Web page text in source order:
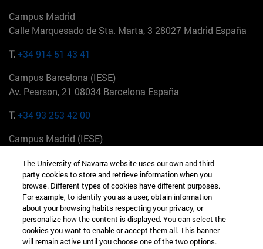
Campus Madrid
Calle Marquesado de Sta. Marta, 3 28027 Madrid España
T.+34 914 51 43 41
Campus Barcelona (IESE)
Av. Pearson, 21 08034 Barcelona España
T.+34 93 253 42 00
Campus Madrid (IESE)
+34 912 11 30 00
Campus Nueva York (IESE)
165 W 57th St 10019-2201 Nueva York EE.UU
+1 646 346 8850
The University of Navarra website uses our own and third-
party cookies to store and retrieve information when you
browse. Different types of cookies have different purposes.
For example, to identify you as a user, obtain information
about your browsing habits respecting your privacy, or
personalize how the content is displayed. You can select the
cookies you want to enable or accept them all. This banner
will remain active until you choose one of the two options.